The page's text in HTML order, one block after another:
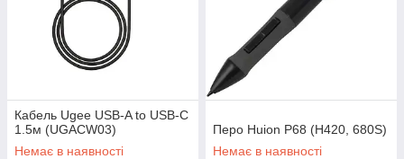
Кабель Ugee USB-A to USB-C
1.5м (UGACW03)
Немає в наявності
Перо Huion P68 (H420, 680S)
Немає в наявності